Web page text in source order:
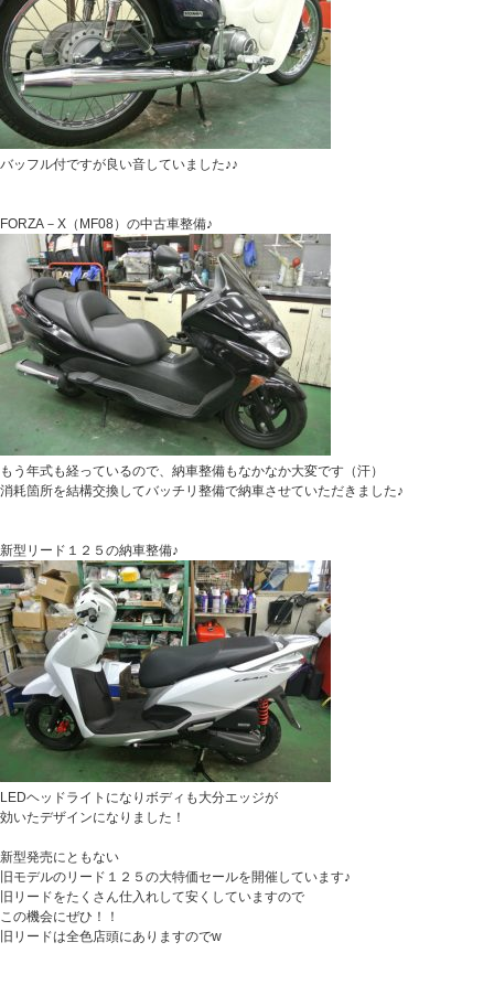
バッフル付ですが良い音していました♪♪
FORZA－X（MF08）の中古車整備♪
もう年式も経っているので、納車整備もなかなか大変です（汗）
消耗箇所を結構交換してバッチリ整備で納車させていただきました♪
新型リード１２５の納車整備♪
LEDヘッドライトになりボディも大分エッジが
効いたデザインになりました！
新型発売にともない
旧モデルのリード１２５の大特価セールを開催しています♪
旧リードをたくさん仕入れして安くしていますので
この機会にぜひ！！
旧リードは全色店頭にありますのでw